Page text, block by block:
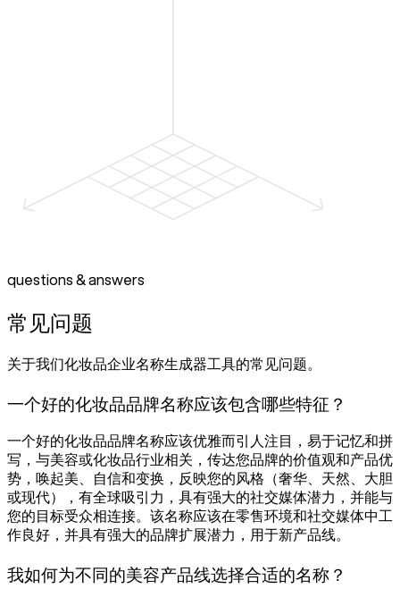
questions & answers
常见问题
关于我们化妆品企业名称生成器工具的常见问题。
一个好的化妆品品牌名称应该包含哪些特征？
一个好的化妆品品牌名称应该优雅而引人注目，易于记忆和拼
写，与美容或化妆品行业相关，传达您品牌的价值观和产品优
势，唤起美、自信和变换，反映您的风格（奢华、天然、大胆
或现代），有全球吸引力，具有强大的社交媒体潜力，并能与
您的目标受众相连接。该名称应该在零售环境和社交媒体中工
作良好，并具有强大的品牌扩展潜力，用于新产品线。
我如何为不同的美容产品线选择合适的名称？